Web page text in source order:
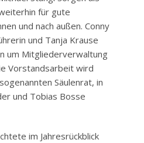
für gute
und nach außen. Conny
und Tanja Krause
um Mitgliederverwaltung
Vorstandsarbeit wird
Säulenrat, in
und Tobias Bosse
im Jahresrückblick